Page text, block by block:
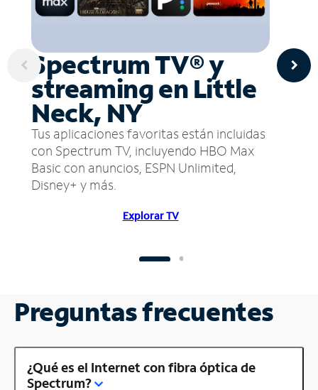
Spectrum TV® y
streaming en Little
Neck, NY
Tus aplicaciones favoritas están incluidas
con Spectrum TV, incluyendo HBO Max
Basic con anuncios, ESPN Unlimited,
Disney+ y más.
Explorar TV
Preguntas frecuentes
¿Qué es el Internet con fibra óptica de
Spectrum?